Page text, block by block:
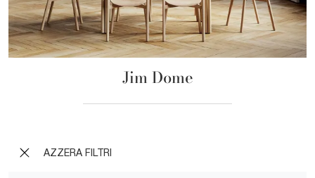
AZZERA FILTRI
Jim Dome